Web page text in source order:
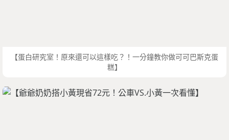
【蛋白研究室！原來還可以這樣吃？！一分鐘教你做可可巴斯克蛋
糕】